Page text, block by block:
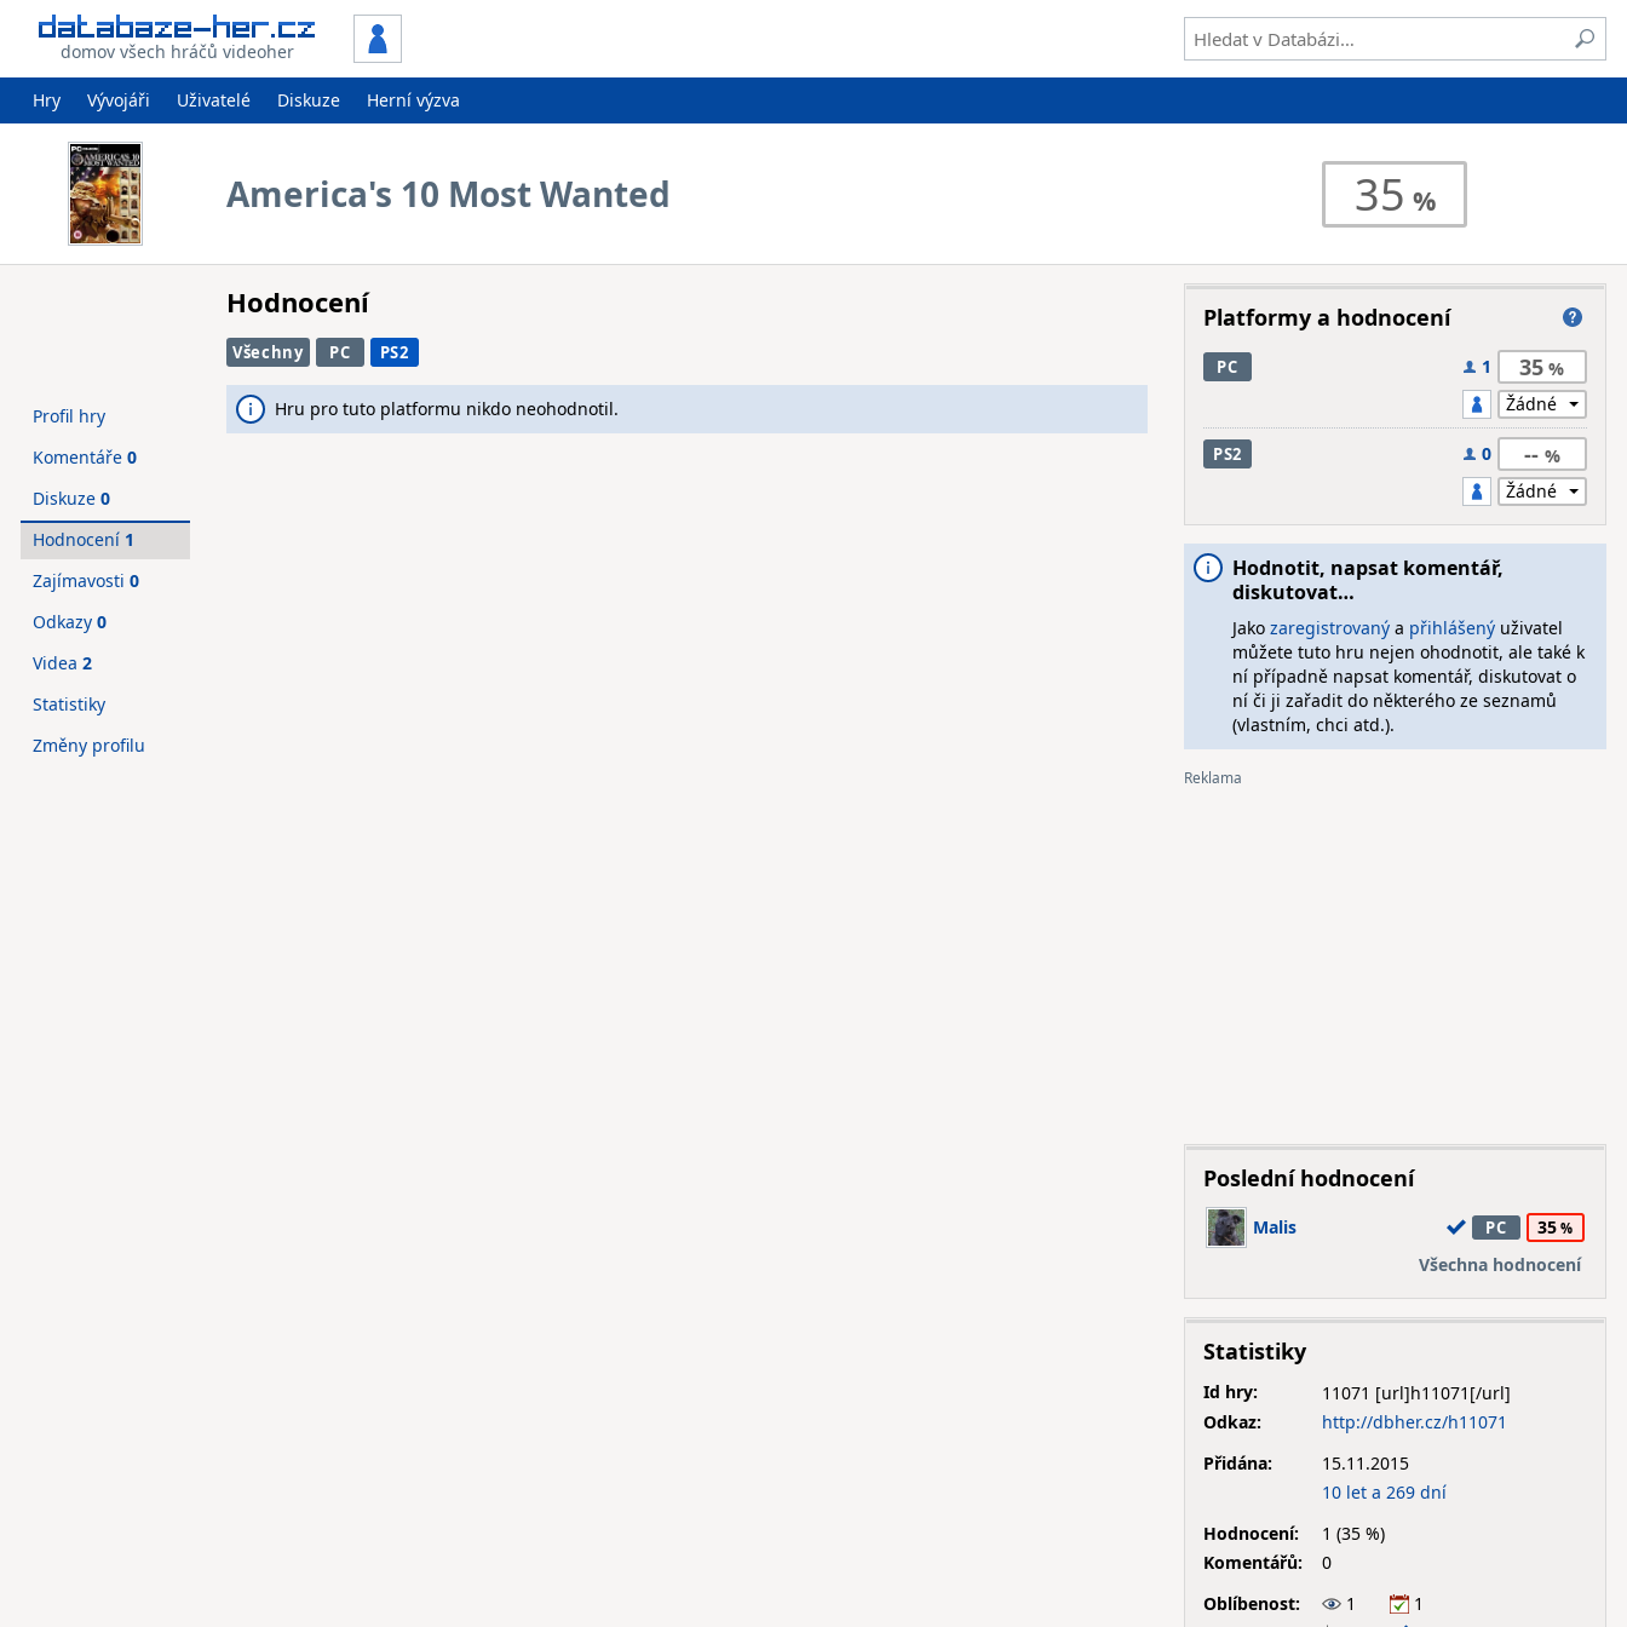
domov všech hráčů videoher
Hry Vývojáři Uživatelé Diskuze Herní výzva
America's 10 Most Wanted 35
Hodnocení
Všechny PC PS2
Hru pro tuto platformu nikdo neohodnotil.
Profil hry
Komentáře 0
Diskuze 0
Hodnocení 1
Zajímavosti 0
Odkazy 0
Videa 2
Statistiky
Změny profilu
Platformy a hodnocení
PC 1 35
PS2 0 --
Hodnotit, napsat komentář,
diskutovat…
Jako zaregistrovanýa přihlášenýuživatel
můžete tuto hru nejen ohodnotit, ale také k
ní případně napsat komentář, diskutovat o
ní či ji zařadit do některého ze seznamů
(vlastním, chci atd.).
Poslední hodnocení
Malis PC
35
Všechna hodnocení
Statistiky
Id hry:
11071
Odkaz:
http://dbher.cz/h11071
Přidána:
15.11.2015
10 let a 269 dní
Hodnocení:
1 (35 %)
Komentářů:
0
Oblíbenost:
1
1